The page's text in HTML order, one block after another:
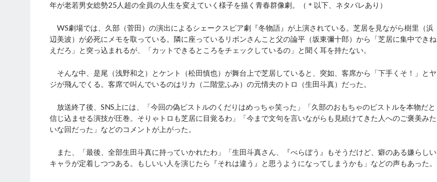
年が老若男女総勢25人超の全員の人生を変えていく様子を描く青春群像劇。（＊以下、ネタバレあり）
WS劇場では、久部（菅田）の演出によるシェークスピア劇『冬物語』が上演されている。芝居を見ながら樹里（浜
辺美波）が必死にメモを取っている。隣に座っているリボンさんこと父の論平（坂東彌十郎）から「芝居に集中できね
えだろ」と突っ込まれるが、「カットできるところをチェックしているの」と聞く耳を持たない。
そんな中、是尾（浅野和之）とケント（松田慎也）が舞台上で芝居していると、突如、客席から「下手くそ！」とヤ
ジが飛んでくる。客席で叫んでいるのはリカ（二階堂ふみ）の元情夫のトロ（生田斗真）だった。
放送終了後、SNS上には、「今回の偽ピストルのくだりはめっちゃ笑った」「久部のおもちゃのピストルを本物だと
信じ込ませる演技が圧巻。そりゃトロも芝居に目覚るわ」「今まで文句を言いながらも見続けてきた人へのご褒美みた
いな回だった」などのコメントが上がった。
また、「最後、全部生田斗真に持っていかれたわ」「生田斗真さん、『べらぼう』もそうだけど、癖のある嫌らしい
キャラが定着しつつある。もしいい人を演じたら『それは違う』と思うようになってしまうかも」などの声もあった。